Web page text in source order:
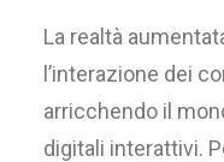
La realtà
l’interazione dei
arricchendo il
digitali interattivi.